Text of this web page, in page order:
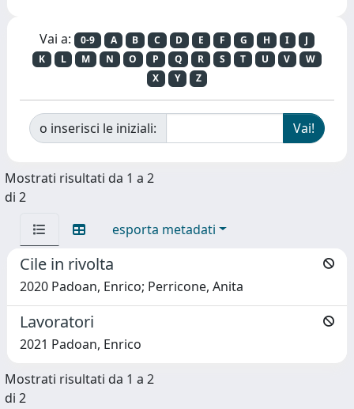
Vai a: 0-9 A B C D E F G H I
J
K
L M N O P Q R S T U V
W
X
Y Z
o inserisci le iniziali:
Mostrati risultati da 1 a 2
di 2
esporta metadati
Cile in rivolta
2020 Padoan, Enrico; Perricone, Anita
Lavoratori
2021 Padoan, Enrico
Mostrati risultati da 1 a 2
di 2